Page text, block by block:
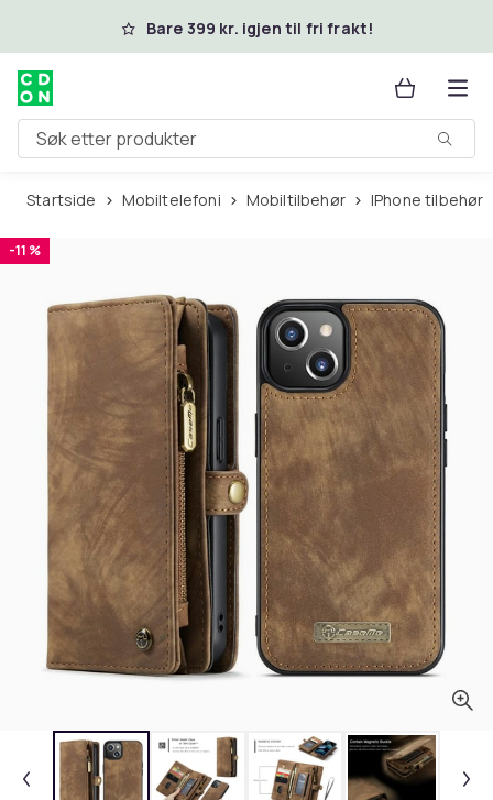
Hopp til hovedinnholdBare 399 kr. igjen til fri frakt!
Søk etter produkter
Startside Mobiltelefoni Mobiltilbehør iPhone tilbehør
-11 %